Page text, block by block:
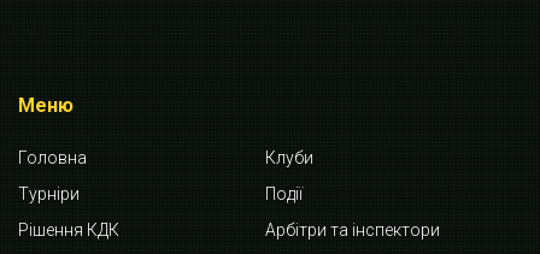
Меню
Головна
Клуби
Турніри
Події
Рішення КДК
Арбітри та інспектори